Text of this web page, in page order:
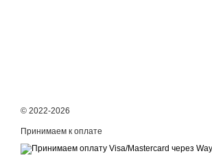
© 2022-2026
Принимаем к оплате